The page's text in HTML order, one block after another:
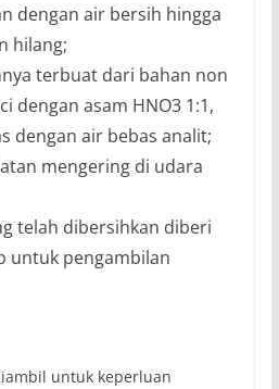
dengan air bersih hingga
hilang;
terbuat dari bahan non
dengan asam HNO3 1:1,
dengan air bebas analit;
mengering di udara
telah dibersihkan diberi
untuk pengambilan
untuk keperluan